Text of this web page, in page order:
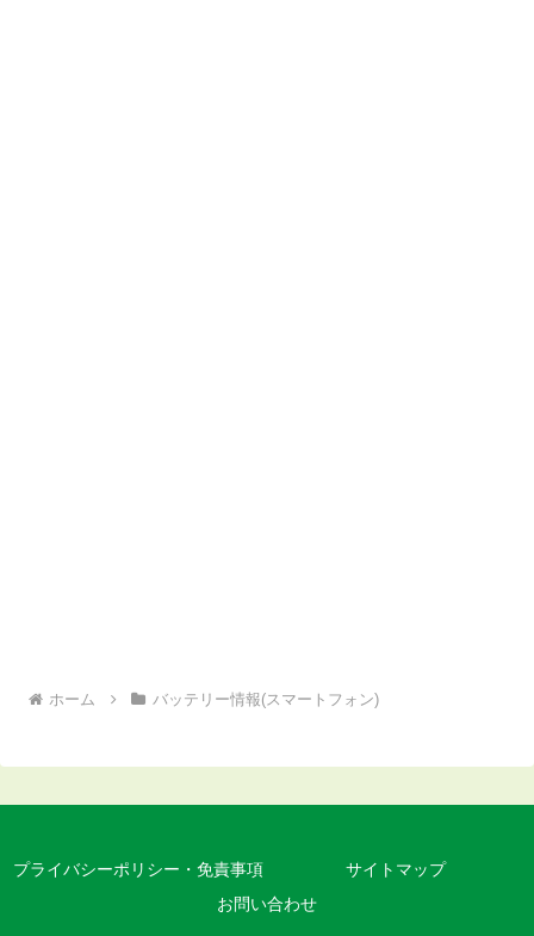
ホーム バッテリー情報(スマートフォン)
プライバシーポリシー・免責事項
サイトマップ
お問い合わせ